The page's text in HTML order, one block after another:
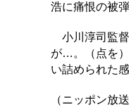
浩に痛恨の被
小川淳司監督
が…。（点を
い詰められた
（ニッポン放